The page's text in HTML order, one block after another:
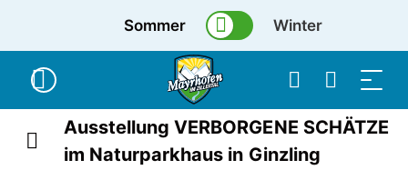
Sommer Winter
Ausstellung VERBORGENE SCHÄTZE
im Naturparkhaus in Ginzling